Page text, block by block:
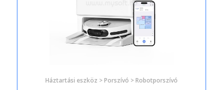
Háztartási eszköz > Porszívó > Robotporszívó